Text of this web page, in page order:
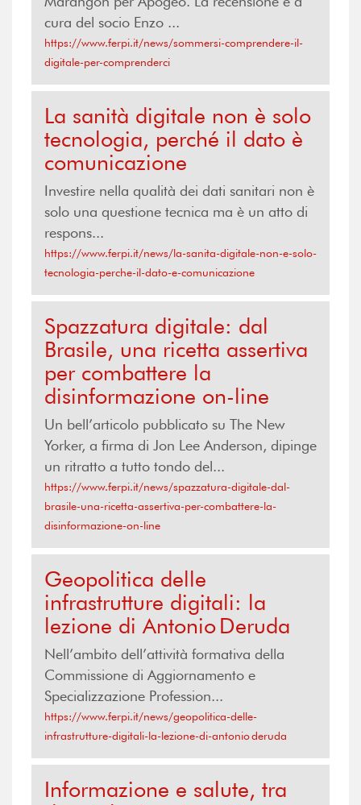
cura del socio Enzo ...
https://www.ferpi.it/news/sommersi-comprendere-il-
digitale-per-comprenderci
La sanità digitale non è solo
tecnologia, perché il dato è
comunicazione
Investire nella qualità dei dati sanitari non è
solo una questione tecnica ma è un atto di
respons...
https://www.ferpi.it/news/la-sanita-digitale-non-e-solo-
tecnologia-perche-il-dato-e-comunicazione
Spazzatura digitale: dal
Brasile, una ricetta assertiva
per combattere la
disinformazione on-line
Un bell’articolo pubblicato su The New
Yorker, a firma di Jon Lee Anderson, dipinge
un ritratto a tutto tondo del...
https://www.ferpi.it/news/spazzatura-digitale-dal-
brasile-una-ricetta-assertiva-per-combattere-la-
disinformazione-on-line
Geopolitica delle
infrastrutture digitali: la
lezione di Antonio Deruda
Nell’ambito dell’attività formativa della
Commissione di Aggiornamento e
Specializzazione Profession...
https://www.ferpi.it/news/geopolitica-delle-
infrastrutture-digitali-la-lezione-di-antonio deruda
Informazione e salute, tra